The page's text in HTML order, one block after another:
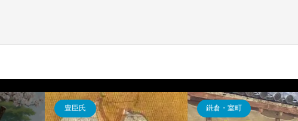
豊臣氏 鎌倉・室町